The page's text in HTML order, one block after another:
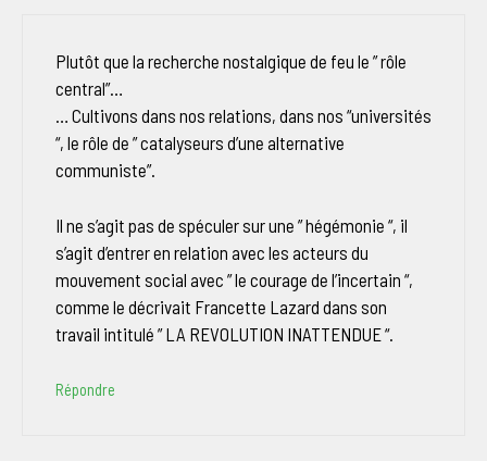
Plutôt que la recherche nostalgique de feu le ” rôle
central”…
… Cultivons dans nos relations, dans nos “universités
“, le rôle de ” catalyseurs d’une alternative
communiste”.
Il ne s’agit pas de spéculer sur une ” hégémonie “, il
s’agit d’entrer en relation avec les acteurs du
mouvement social avec ” le courage de l’incertain “,
comme le décrivait Francette Lazard dans son
travail intitulé ” LA REVOLUTION INATTENDUE “.
Répondre